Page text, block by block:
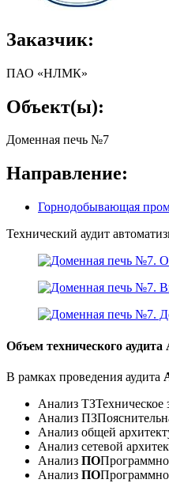
Заказчик:
ПАО «НЛМК»
Объект(ы):
Доменная печь №7
Направление:
Горнодобывающая
Технический аудит
Объем технического аудита
В рамках проведения аудита
Анализ ТЗТехническое
Анализ ПЗ
Анализ общей
Анализ сетевой
Анализ ПО
Анализ ПО